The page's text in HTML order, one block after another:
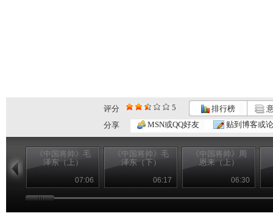
评分 5 排行榜
分享
MSN或QQ好友 贴到博客或
《中国将帅》毛
泽东（上）
07:06
《中国将帅》毛
泽东（下）
06:17
《中国将帅》周
恩来（上）
06:30